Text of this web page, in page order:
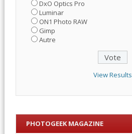
DxO Optics Pro
Luminar
ON1 Photo RAW
Gimp
Autre
View Results
PHOTOGEEK MAGAZINE